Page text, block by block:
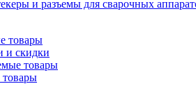
товары
и скидки
товары